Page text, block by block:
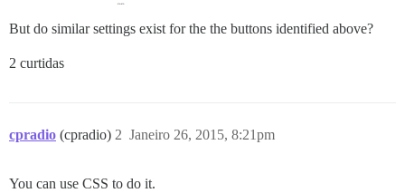
But do similar settings exist for the the buttons identified above?
2 curtidas
cpradio (cpradio) Janeiro 26, 2015, 8:21pm
2
You can use CSS to do it.